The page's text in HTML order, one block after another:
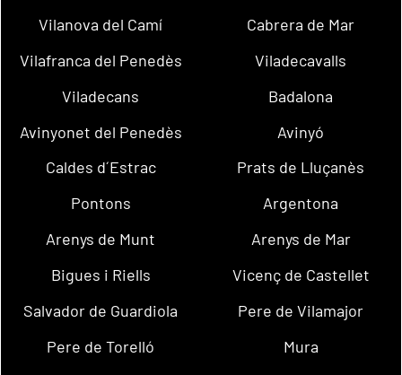
Vilanova del Camí
Cabrera de Mar
Vilafranca del Penedès
Viladecavalls
Viladecans
Badalona
Avinyonet del Penedès
Avinyó
Caldes d´Estrac
Prats de Lluçanès
Pontons
Argentona
Arenys de Munt
Arenys de Mar
Bigues i Riells
Vicenç de Castellet
Salvador de Guardiola
Pere de Vilamajor
Pere de Torelló
Mura